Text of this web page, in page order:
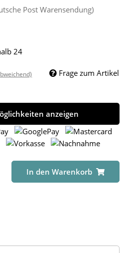
Post Warensendung)
24
Frage zum Artikel
anzeigen
In den Warenkorb